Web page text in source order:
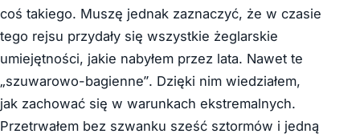
coś takiego. Muszę jednak zaznaczyć, że w czasie
tego rejsu przydały się wszystkie żeglarskie
umiejętności, jakie nabyłem przez lata. Nawet te
„szuwarowo-bagienne”. Dzięki nim wiedziałem,
jak zachować się w warunkach ekstremalnych.
Przetrwałem bez szwanku sześć sztormów i jedną